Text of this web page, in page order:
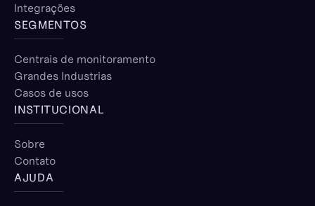
Integrações
SEGMENTOS
Centrais de monitoramento
Grandes Industrias
Casos de usos
INSTITUCIONAL
Sobre
Contato
AJUDA